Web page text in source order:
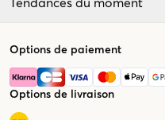
Tendances du moment
Options de paiement
Options de livraison